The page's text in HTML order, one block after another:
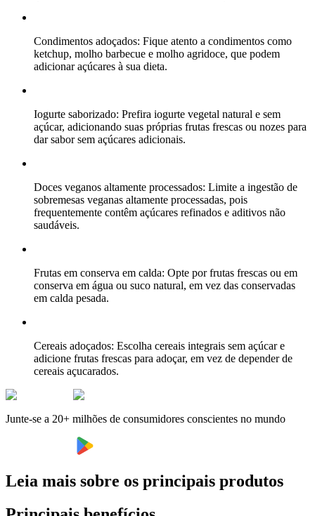
Condimentos adoçados: Fique atento a condimentos como
ketchup, molho barbecue e molho agridoce, que podem
adicionar açúcares à sua dieta.
Iogurte saborizado: Prefira iogurte vegetal natural e sem
açúcar, adicionando suas próprias frutas frescas ou nozes para
dar sabor sem açúcares adicionais.
Doces veganos altamente processados: Limite a ingestão de
sobremesas veganas altamente processadas, pois
frequentemente contêm açúcares refinados e aditivos não
saudáveis.
Frutas em conserva em calda: Opte por frutas frescas ou em
conserva em água ou suco natural, em vez das conservadas
em calda pesada.
Cereais adoçados: Escolha cereais integrais sem açúcar e
adicione frutas frescas para adoçar, em vez de depender de
cereais açucarados.
Junte-se a 20+ milhões de consumidores conscientes no mundo
Leia mais sobre os principais produtos